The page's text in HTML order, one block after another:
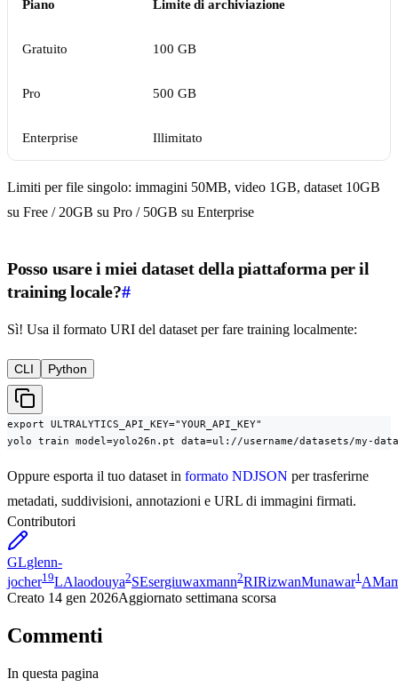
Piano Limite di archiviazione
Gratuito 100 GB
Pro 500 GB
Enterprise Illimitato
Limiti per file singolo: immagini 50MB, video 1GB, dataset 10GB
su Free / 20GB su Pro / 50GB su Enterprise
Posso usare i miei dataset della piattaforma per il
training locale?#
Sì! Usa il formato URI del dataset per fare training localmente:
CLI Python
export ULTRALYTICS_API_KEY="YOUR_API_KEY"
yolo train model=yolo26n.pt data=ul://username/datasets/my-
Oppure esporta il tuo dataset in formato NDJSON per trasferirne
metadati, suddivisioni, annotazioni e URL di immagini firmati.
Contributori
GLglenn-
jocher19LAlaodouya2SEsergiuwaxmann2RIRizwanMunawar1AM
Creato 14 gen 2026Aggiornato settimana scorsa
Commenti
In questa pagina